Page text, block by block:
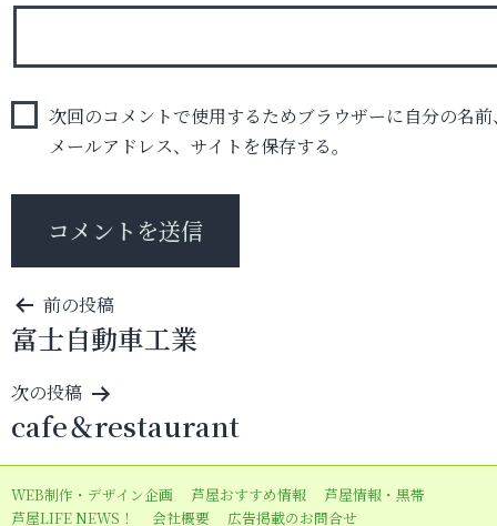
次回のコメントで使用するためブラウザーに自分の名前
メールアドレス、サイトを保存する。
投
稿
ナ
ビ
ゲ
ー
シ
前の投稿
富士自動車工業
次の投稿
cafe＆restaurant
WEB制作・デザイン企画 芦屋おすすめ情報
芦屋情報・黒帯
芦屋LIFE NEWS！
会社概要 広告掲載のお問合せ